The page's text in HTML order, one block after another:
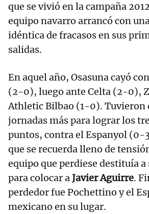
que se vivió en la campaña
equipo navarro arrancó con
idéntica de fracasos en sus
salidas.
En aquel año, Osasuna cayó
(2-0), luego ante Celta (2-0),
Athletic Bilbao (1-0). Tuvieron
jornadas más para lograr los
puntos, contra el Espanyol (0-
que se recuerda lleno de
equipo que perdiese destituía
para colocar aJavier Aguirre.
perdedor fue Pochettino y el
mexicano en su lugar.